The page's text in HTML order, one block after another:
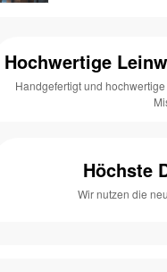
Hochwertige
Handgefertigt und
Höchste
Wir nutzen die